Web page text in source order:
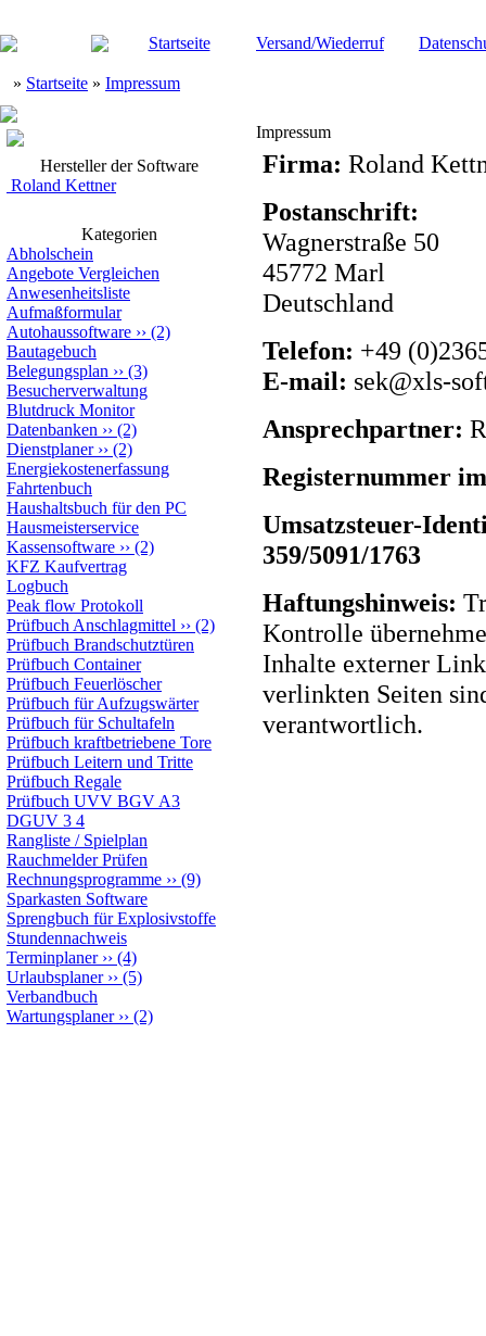
Startseite Versand/Wiederruf
» Startseite » Impressum
Hersteller der Software
Roland Kettner
Kategorien
Abholschein
Angebote Vergleichen
Anwesenheitsliste
Aufmaßformular
Autohaussoftware ›› (2)
Bautagebuch
Belegungsplan ›› (3)
Besucherverwaltung
Blutdruck Monitor
Datenbanken ›› (2)
Dienstplaner›› (2)
Energiekostenerfassung
Fahrtenbuch
Haushaltsbuch für den PC
Hausmeisterservice
Kassensoftware ›› (2)
KFZ Kaufvertrag
Logbuch
Peak flow Protokoll
Prüfbuch Anschlagmittel ›› (2)
Prüfbuch Brandschutztüren
Prüfbuch Container
Prüfbuch Feuerlöscher
Prüfbuch für Aufzugswärter
Prüfbuch für Schultafeln
Prüfbuch kraftbetriebene Tore
Prüfbuch Leitern und Tritte
Prüfbuch Regale
Prüfbuch UVV BGV A3
DGUV 3 4
Rangliste / Spielplan
Rauchmelder Prüfen
Rechnungsprogramme ›› (9)
Sparkasten Software
Sprengbuch für Explosivstoffe
Stundennachweis
Terminplaner›› (4)
Urlaubsplaner›› (5)
Verbandbuch
Wartungsplaner›› (2)
Impressum
Firma: Roland
Postanschrift:
Wagnerstraße 50
45772 Marl
Deutschland
Telefon: +49
E-mail: sek@xls-
Ansprechpartner:
Registernummer
Umsatzsteuer-
359/5091/1763
Haftungshinweis:
Kontrolle
Inhalte externer
verlinkten Seiten
verantwortlich.